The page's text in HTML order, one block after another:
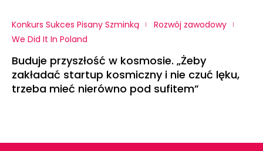
Konkurs Sukces Pisany Szminką
Rozwój zawodowy
We Did It In Poland
Buduje przyszłość w kosmosie. „Żeby
zakładać startup kosmiczny i nie czuć lęku,
trzeba mieć nierówno pod sufitem”